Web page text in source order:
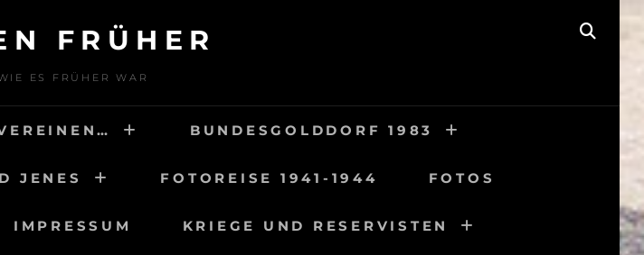
FRÜHER
ES FRÜHER WAR
BUNDESGOLDDORF 1983
JENES FOTOREISE 1941-1944 FOTOS
IMPRESSUM KRIEGE UND RESERVISTEN